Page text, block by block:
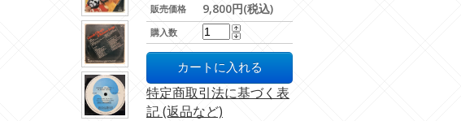
販売価格 9,800円(税込)
購入数
特定商取引法に基づく表
記 (返品など)